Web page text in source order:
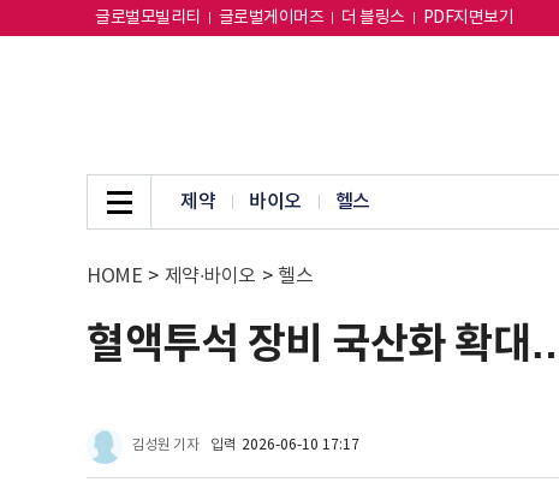
글로벌모빌리티 글로벌게이머즈 더 블링스 PDF지면보기
제약 바이오 헬스
HOME > 제약∙바이오 > 헬스
혈액투석 장비 국산화 확대
김성원 기자 입력 2026-06-10 17:17